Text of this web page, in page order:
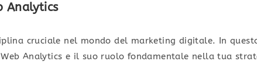
Analytics
cruciale nel mondo del marketing digitale. In
Web Analytics e il suo ruolo fondamentale nella tua